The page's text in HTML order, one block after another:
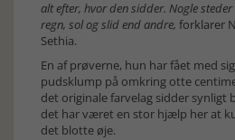
alt efter, hvor den sidder. Nogle
regn, sol og slid end andre, forklarer
Sethia.
En af prøverne, hun har fået med
pudsklump på omkring otte
det originale farvelag sidder synligt
det har været en stor hjælp her at
det blotte øje.